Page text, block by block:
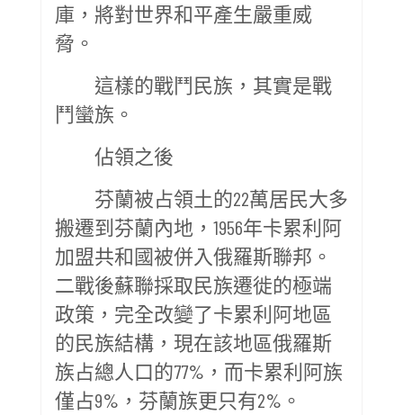
庫，將對世界和平產生嚴重威
脅。
這樣的戰鬥民族，其實是戰
鬥蠻族。
佔領之後
芬蘭被占領土的22萬居民大多
搬遷到芬蘭內地，1956年卡累利阿
加盟共和國被併入俄羅斯聯邦。
二戰後蘇聯採取民族遷徙的極端
政策，完全改變了卡累利阿地區
的民族結構，現在該地區俄羅斯
族占總人口的77%，而卡累利阿族
僅占9%，芬蘭族更只有2%。